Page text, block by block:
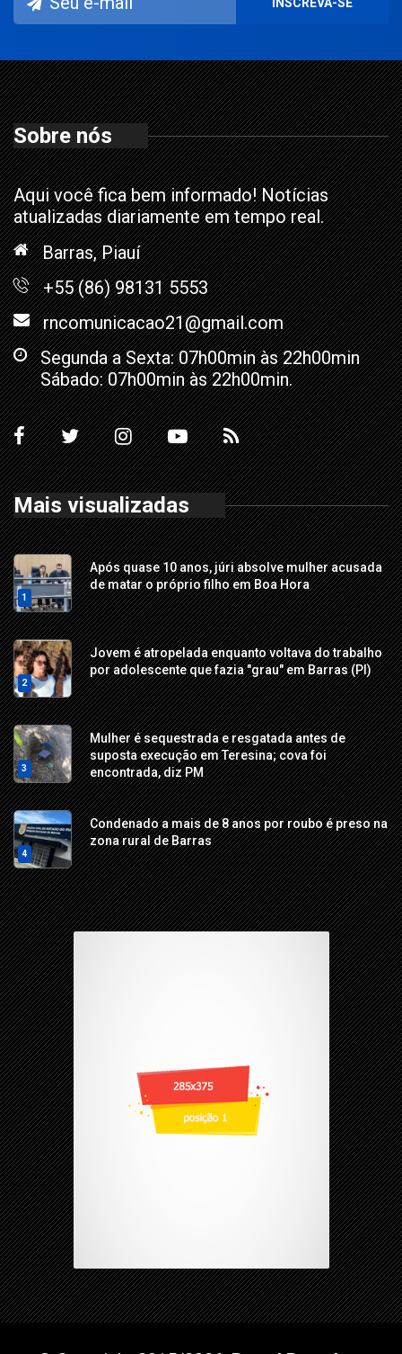
Sobre nós
Aqui você fica bem informado! Notícias
atualizadas diariamente em tempo real.
Barras, Piauí
+55 (86) 98131 5553
rncomunicacao21@gmail.com
Segunda a Sexta: 07h00min às 22h00min
Sábado: 07h00min às 22h00min.
Mais visualizadas
1
Após quase 10 anos, júri absolve mulher acusada
de matar o próprio filho em Boa Hora
2
Jovem é atropelada enquanto voltava do trabalho
por adolescente que fazia "grau" em Barras (PI)
3
Mulher é sequestrada e resgatada antes de
suposta execução em Teresina; cova foi
encontrada, diz PM
4
Condenado a mais de 8 anos por roubo é preso na
zona rural de Barras